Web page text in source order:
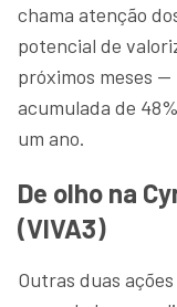
chama atenção
potencial de
próximos meses
acumulada de
um ano.
De olho na
(VIVA3)
Outras duas